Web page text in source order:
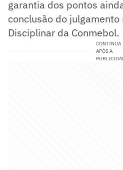
garantia dos pontos
conclusão do julgamento
Disciplinar da Conmebol.
CONTINUA
APÓS A